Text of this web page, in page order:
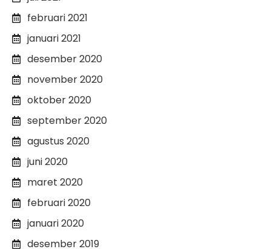
februari 2021
januari 2021
desember 2020
november 2020
oktober 2020
september 2020
agustus 2020
juni 2020
maret 2020
februari 2020
januari 2020
desember 2019